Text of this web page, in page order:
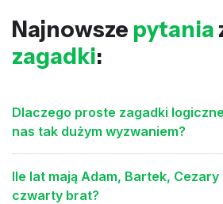
Najnowsze pytania
zagadki:
Dlaczego proste zagadki
nas tak dużym wyzwaniem?
Ile lat mają Adam, Bartek, Cezary
czwarty brat?